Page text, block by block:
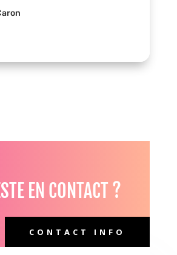
EN CONTACT ?
CONTACT INFO